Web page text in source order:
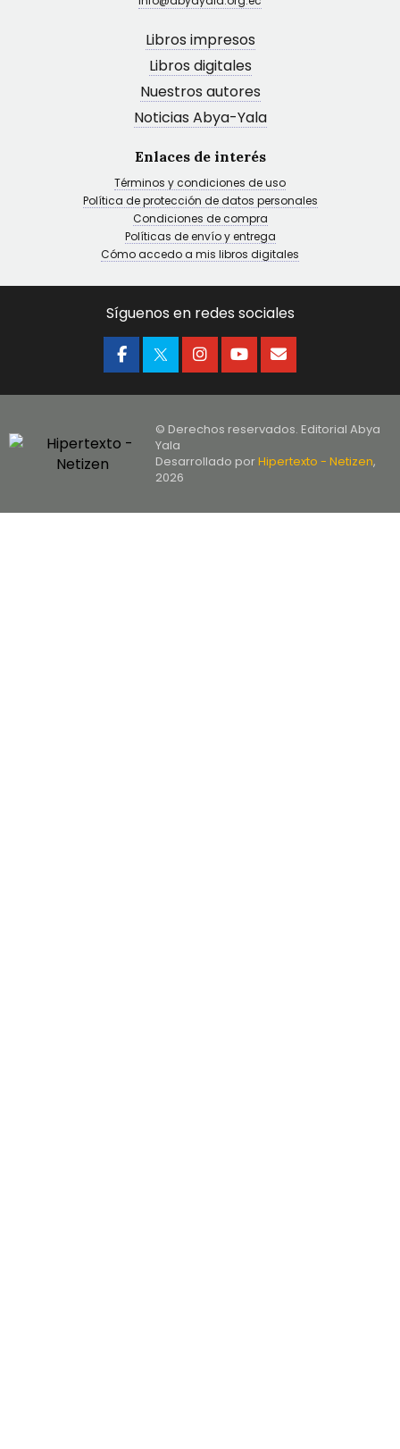
Libros impresos
Libros digitales
Nuestros autores
Noticias Abya-Yala
Enlaces de interés
Términos y condiciones de uso
Política de protección de datos personales
Condiciones de compra
Políticas de envío y entrega
Cómo accedo a mis libros digitales
Síguenos en redes sociales
© Derechos reservados. Editorial Abya
Yala
Desarrollado porHipertexto - Netizen,
2026